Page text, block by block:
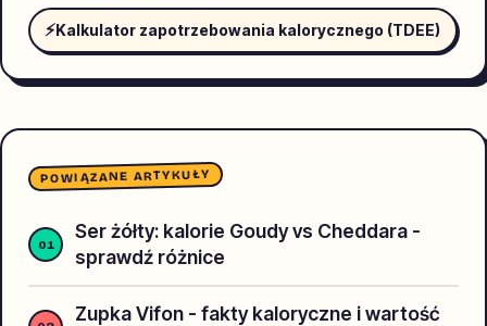
⚡Kalkulator zapotrzebowania kalorycznego (TDEE)
POWIĄZANE ARTYKUŁY
Ser żółty: kalorie Goudy vs Cheddara -
sprawdź różnice
Zupka Vifon - fakty kaloryczne i wartość